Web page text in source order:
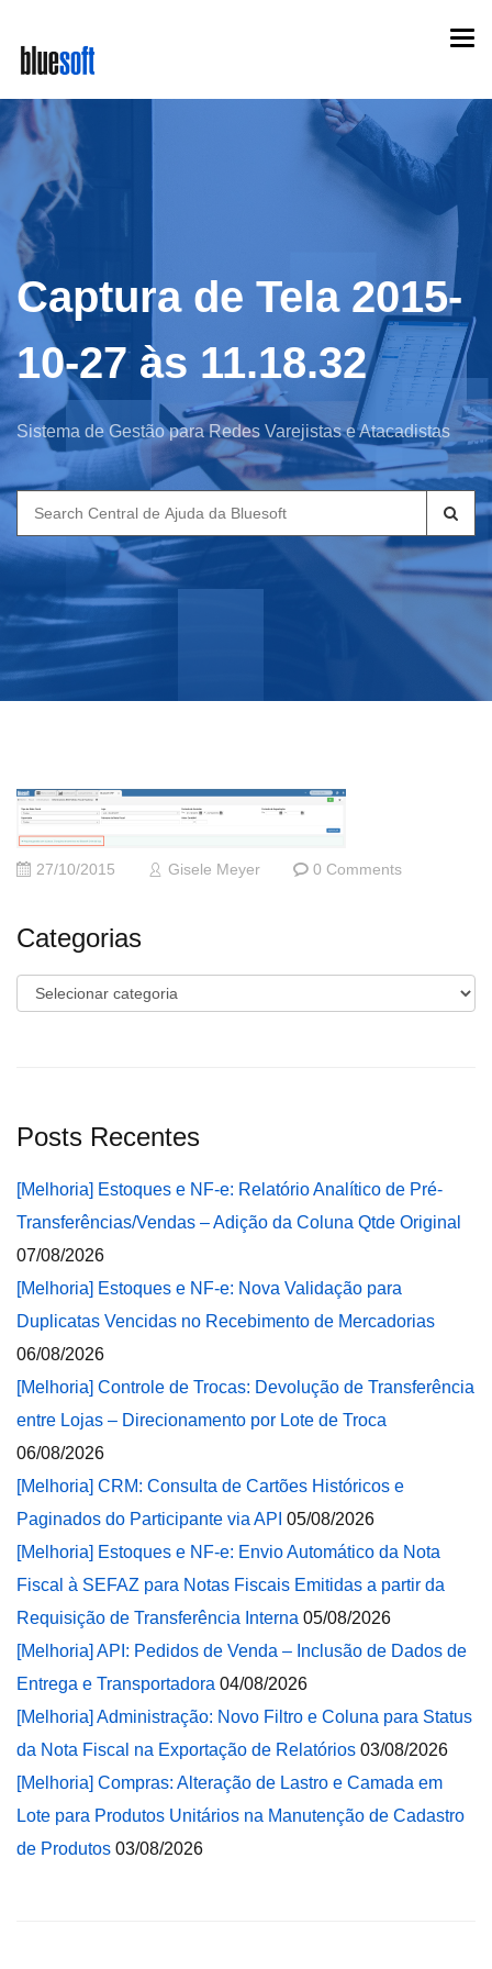
main
content
Captura de Tela 2015-
10-27 às 11.18.32
Sistema de Gestão para Redes Varejistas e Atacadistas
Search
for:
27/10/2015 Gisele Meyer 0 Comments
Categorias
Categorias
Posts Recentes
[Melhoria] Estoques e NF-e: Relatório Analítico de Pré-
Transferências/Vendas – Adição da Coluna Qtde Original
07/08/2026
[Melhoria] Estoques e NF-e: Nova Validação para
Duplicatas Vencidas no Recebimento de Mercadorias
06/08/2026
[Melhoria] Controle de Trocas: Devolução de Transferência
entre Lojas – Direcionamento por Lote de Troca
06/08/2026
[Melhoria] CRM: Consulta de Cartões Históricos e
Paginados do Participante via API 05/08/2026
[Melhoria] Estoques e NF-e: Envio Automático da Nota
Fiscal à SEFAZ para Notas Fiscais Emitidas a partir da
Requisição de Transferência Interna 05/08/2026
[Melhoria] API: Pedidos de Venda – Inclusão de Dados de
Entrega e Transportadora 04/08/2026
[Melhoria] Administração: Novo Filtro e Coluna para Status
da Nota Fiscal na Exportação de Relatórios 03/08/2026
[Melhoria] Compras: Alteração de Lastro e Camada em
Lote para Produtos Unitários na Manutenção de Cadastro
de Produtos 03/08/2026